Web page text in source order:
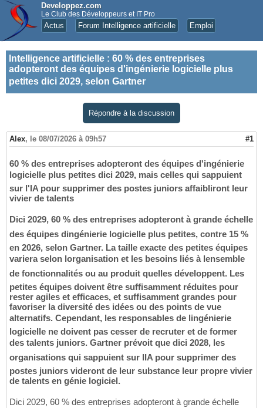
Developpez.com
Le Club des Développeurs et IT Pro
Actus Forum Intelligence artificielle Emploi
Intelligence artificielle : 60 % des entreprises
adopteront des équipes d'ingénierie logicielle plus
petites dici 2029, selon Gartner
Répondre à la discussion
Alex, le 08/07/2026 à 09h57 #1
60 % des entreprises adopteront des équipes d'ingénierie
logicielle plus petites dici 2029, mais celles qui sappuient
sur l'IA pour supprimer des postes juniors affaibliront leur
vivier de talents
Dici 2029, 60 % des entreprises adopteront à grande échelle
des équipes dingénierie logicielle plus petites, contre 15 %
en 2026, selon Gartner. La taille exacte des petites équipes
variera selon lorganisation et les besoins liés à lensemble
de fonctionnalités ou au produit quelles développent. Les
petites équipes doivent être suffisamment réduites pour
rester agiles et efficaces, et suffisamment grandes pour
favoriser la diversité des idées ou des points de vue
alternatifs. Cependant, les responsables de lingénierie
logicielle ne doivent pas cesser de recruter et de former
des talents juniors. Gartner prévoit que dici 2028, les
organisations qui sappuient sur lIA pour supprimer des
postes juniors videront de leur substance leur propre vivier
de talents en génie logiciel.
Dici 2029, 60 % des entreprises adopteront à grande échelle